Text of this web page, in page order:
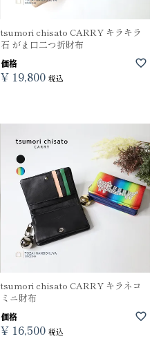
tsumori chisato CARRY キラキラ
石 がま口二つ折財布
価格
¥ 19,800 税込
tsumori chisato CARRY キラネコ
ミニ財布
価格
¥ 16,500 税込